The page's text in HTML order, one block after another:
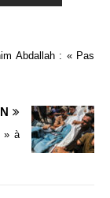
Abdallah : « Pas
» à